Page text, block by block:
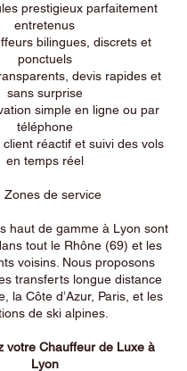
prestigieux parfaitement
entretenus
bilingues, discrets et
ponctuels
devis rapides et
sans surprise
simple en ligne ou par
téléphone
réactif et suivi des vols
en temps réel
Zones de service
haut de gamme à Lyon sont
tout le Rhône (69) et les
voisins. Nous proposons
transferts longue distance
la Côte d’Azur, Paris, et les
de ski alpines.
votre Chauffeur de Luxe à
Lyon